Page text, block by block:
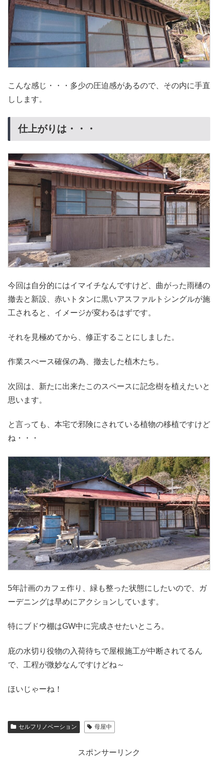
こんな感じ・・・多少の圧迫感があるので、その内に手直
しします。
仕上がりは・・・
今回は自分的にはイマイチなんですけど、曲がった雨樋の
撤去と新設、赤いトタンに黒いアスファルトシングルが施
工されると、イメージが変わるはずです。
それを見極めてから、修正することにしました。
作業スぺース確保の為、撤去した植木たち。
次回は、新たに出来たこのスペースに記念樹を植えたいと
思います。
と言っても、本宅で邪険にされている植物の移植ですけど
ね・・・
5年計画のカフェ作り、緑も整った状態にしたいので、ガ
ーデニングは早めにアクションしています。
特にブドウ棚はGW中に完成させたいところ。
庇の水切り役物の入荷待ちで屋根施工が中断されてるん
で、工程が微妙なんですけどね～
ほいじゃーね！
セルフリノベーション 母屋中
スポンサーリンク